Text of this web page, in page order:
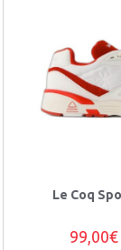
Le Coq
99,00€